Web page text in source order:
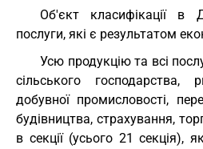
Об'єкт класифікації
послуги, які є результатом
Усю продукцію та всі
сільського господарства,
добувної промисловості,
будівництва, страхування,
в секції (усього 21 секція),